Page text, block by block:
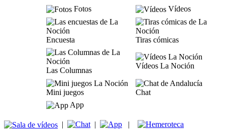
Fotos
Vídeos
Encuesta Tiras cómicas
Las Columnas
Vídeos La Noción
Mini juegos
Chat
App
| | |